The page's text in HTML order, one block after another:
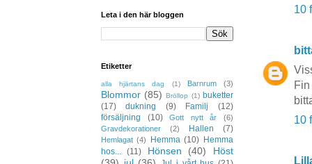
10
10
Leta i den här bloggen
Etiketter
alla hjärtans dag (1) Barnrum (3)
Blommor (85) Bröllop (1) buketter
(17)
dukning (9) Familj
(12)
försäljning
(10) Gott nytt år
(6)
Gravdekorationer
(2) Hallen (7)
Hemlagat (4) Hemma (10) Hemma
hos...
(11) Hönsen (40)
Höst